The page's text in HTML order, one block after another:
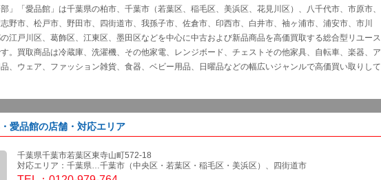
部」「愛品館」は千葉県の柏市、千葉市（若葉区、稲毛区、美浜区、花見川区）、八千代市、市原市、
野市、松戸市、野田市、四街道市、我孫子市、佐倉市、印西市、白井市、袖ヶ浦市、浦安市、市川
江戸川区、葛飾区、江東区、墨田区などを中心に中古および新品商品を高価買取する総合型リユース
。買取商品は冷蔵庫、洗濯機、その他家電、レンジボード、チェストその他家具、自転車、楽器、ア
、ウェア、ファッション雑貨、食器、ベビー用品、日曜品などの幅広いジャンルで高価買い取りして
愛品館の店舗・対応エリア
千葉県千葉市若葉区東寺山町572-18
対応エリア：千葉県…千葉市（中央区・若葉区・稲毛区・美浜区）、四街道市